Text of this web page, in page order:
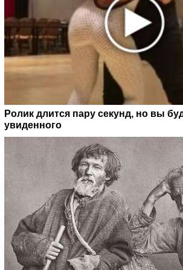
Ролик длится пару секунд, но вы
увиденного